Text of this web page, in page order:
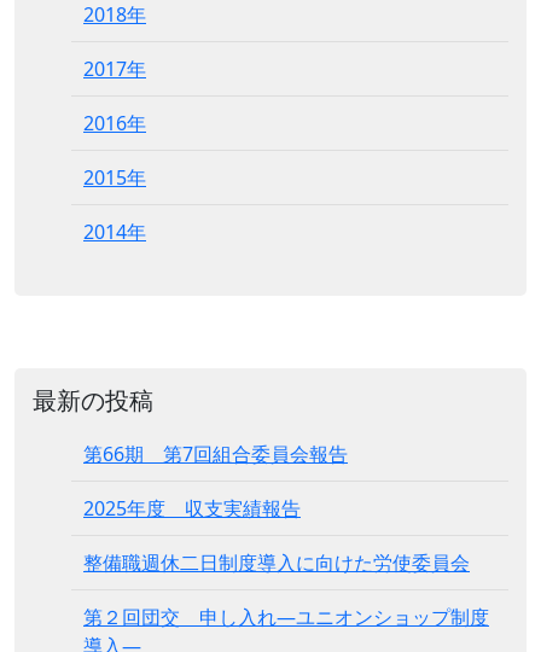
2018年
2017年
2016年
2015年
2014年
最新の投稿
第66期 第7回組合委員会報告
2025年度 収支実績報告
整備職週休二日制度導入に向けた労使委員会
第２回団交 申し入れ―ユニオンショップ制度
導入―